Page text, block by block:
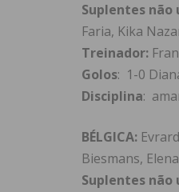
Suplentes
Faria, Kika
Treinador:
Golos: 1-0
Disciplina:
BÉLGICA:
Biesmans,
Suplentes